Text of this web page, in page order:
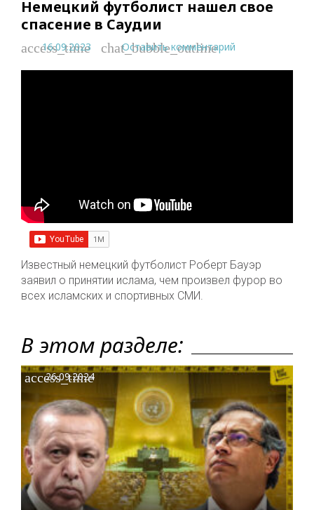
Немецкий футболист нашел свое
спасение в Саудии
access_time
16.09.2023 chat_bubble_outline
Оставить комментарий
Известный немецкий футболист Роберт Бауэр
заявил о принятии ислама, чем произвел фурор во
всех исламских и спортивных СМИ.
В этом разделе:
access_time
26.09.2024